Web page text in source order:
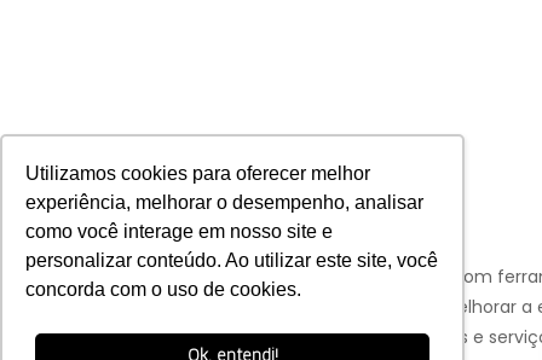
Utilizamos cookies para oferecer melhor
experiência, melhorar o desempenho, analisar
como você interage em nosso site e
personalizar conteúdo. Ao utilizar este site, você
concorda com o uso de cookies.
Ok, entendi!
Aviso:
Nós da Franco Bachot utilizamos de cookies com
Google e Facebook para verificar informações e melhorar a
de nossos clientes para oferecer melhores produtos e